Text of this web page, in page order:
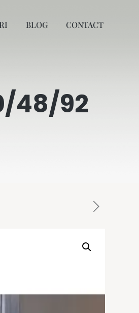
BLOG CONTACT
48/92